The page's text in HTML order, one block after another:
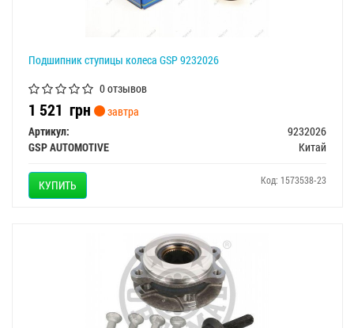
Подшипник ступицы колеса GSP 9232026
0 отзывов
1 521 грн
завтра
Артикул:
9232026
GSP AUTOMOTIVE
Китай
КУПИТЬ Код: 1573538-23